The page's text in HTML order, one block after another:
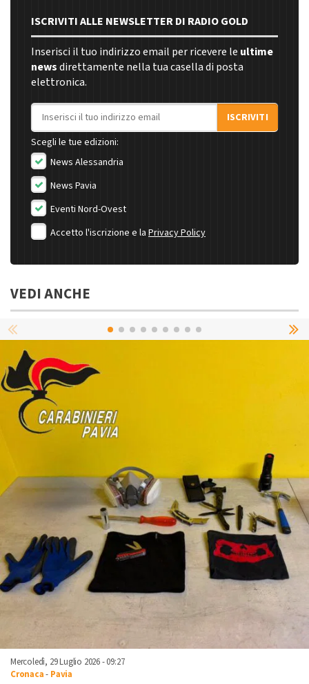
ISCRIVITI ALLE NEWSLETTER DI RADIO GOLD
Inserisci il tuo indirizzo email per ricevere le ultime
newsdirettamente nella tua casella di posta
elettronica.
Indirizzo email
ISCRIVITI
Scegli le tue edizioni:
News Alessandria
News Pavia
Eventi Nord-Ovest
Accetto l'iscrizione e la Privacy Policy
VEDI ANCHE
Mercoledì, 29 Luglio 2026 - 09:27
Cronaca- Pavia